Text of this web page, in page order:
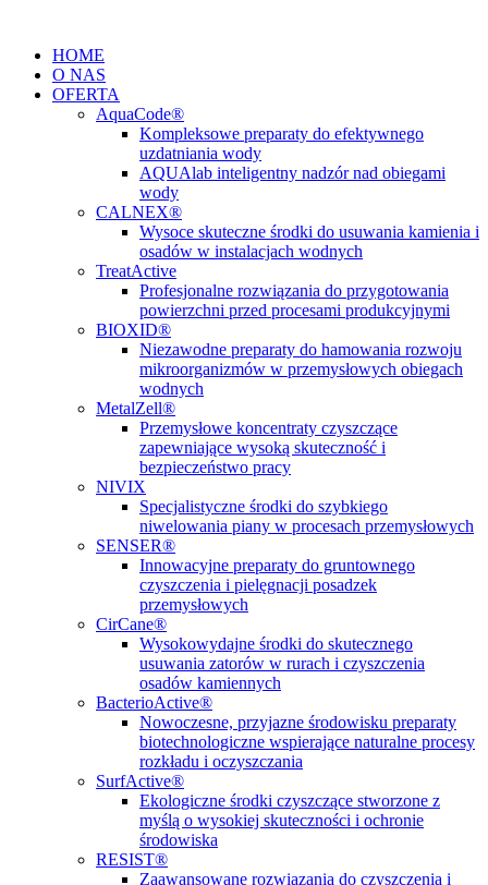
treści
HOME
O NAS
OFERTA
AquaCode®
Kompleksowe preparaty do efektywnego
uzdatniania wody
AQUAlab inteligentny nadzór nad obiegami
wody
CALNEX®
Wysoce skuteczne środki do usuwania kamienia i
osadów w instalacjach wodnych
TreatActive
Profesjonalne rozwiązania do przygotowania
powierzchni przed procesami produkcyjnymi
BIOXID®
Niezawodne preparaty do hamowania rozwoju
mikroorganizmów w przemysłowych obiegach
wodnych
MetalZell®
Przemysłowe koncentraty czyszczące
zapewniające wysoką skuteczność i
bezpieczeństwo pracy
NIVIX
Specjalistyczne środki do szybkiego
niwelowania piany w procesach przemysłowych
SENSER®
Innowacyjne preparaty do gruntownego
czyszczenia i pielęgnacji posadzek
przemysłowych
CirCane®
Wysokowydajne środki do skutecznego
usuwania zatorów w rurach i czyszczenia
osadów kamiennych
BacterioActive®
Nowoczesne, przyjazne środowisku preparaty
biotechnologiczne wspierające naturalne procesy
rozkładu i oczyszczania
SurfActive®
Ekologiczne środki czyszczące stworzone z
myślą o wysokiej skuteczności i ochronie
środowiska
RESIST®
Zaawansowane rozwiązania do czyszczenia i